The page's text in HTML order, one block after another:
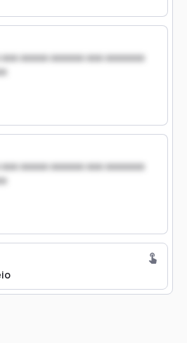
xxxxx xxxxxx xxx xxxxxxx
xxxxx xxxxxx xxx xxxxxxx